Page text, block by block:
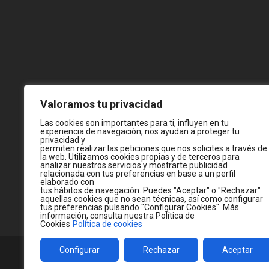
Valoramos tu privacidad
Las cookies son importantes para ti, influyen en tu
experiencia de navegación, nos ayudan a proteger tu
privacidad y
permiten realizar las peticiones que nos solicites a través de
la web. Utilizamos cookies propias y de terceros para
analizar nuestros servicios y mostrarte publicidad
relacionada con tus preferencias en base a un perfil
elaborado con
tus hábitos de navegación. Puedes "Aceptar" o "Rechazar"
aquellas cookies que no sean técnicas, así como configurar
tus preferencias pulsando "Configurar Cookies". Más
información, consulta nuestra Política de
Cookies Política de cookies
Configurar Rechazar Aceptar
© 2026WWW.JC-CASTELLA.COM— MADE WITH